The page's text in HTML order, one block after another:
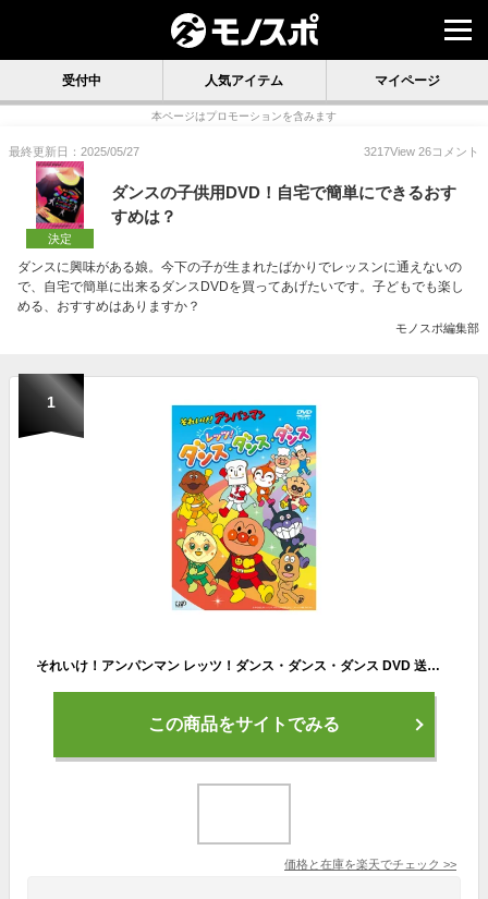
受付中 人気アイテム マイページ
本ページはプロモーションを含みます
最終更新日：2025/05/27 3217View 26コメント
決定
ダンスの子供用DVD！自宅で簡単にできるおす
すめは？
ダンスに興味がある娘。今下の子が生まれたばかりでレッスンに通えないの
で、自宅で簡単に出来るダンスDVDを買ってあげたいです。子どもでも楽し
める、おすすめはありますか？
モノスポ編集部
1
それいけ！アンパンマン レッツ！ダンス・ダンス・ダンス DVD 送料無料 歌 知育 知育玩具 ことば 赤ちゃん 子ども あんぱんまん 子供 音楽 言葉 アニメ 幼児 幼稚園 保育園 文字 自宅 学習 頭がよくなる 入園祝い 誕生日プレゼント
この商品をサイトでみる
価格と在庫を楽天でチェック >>